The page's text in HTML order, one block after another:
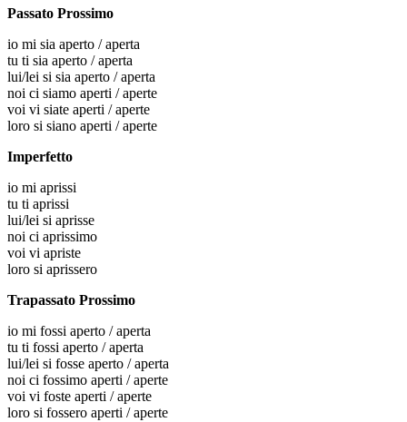
Passato Prossimo
io mi sia aperto / aperta
tu ti sia aperto / aperta
lui/lei si sia aperto / aperta
noi ci siamo aperti / aperte
voi vi siate aperti / aperte
loro si siano aperti / aperte
Imperfetto
io mi aprissi
tu ti aprissi
lui/lei si aprisse
noi ci aprissimo
voi vi apriste
loro si aprissero
Trapassato Prossimo
io mi fossi aperto / aperta
tu ti fossi aperto / aperta
lui/lei si fosse aperto / aperta
noi ci fossimo aperti / aperte
voi vi foste aperti / aperte
loro si fossero aperti / aperte